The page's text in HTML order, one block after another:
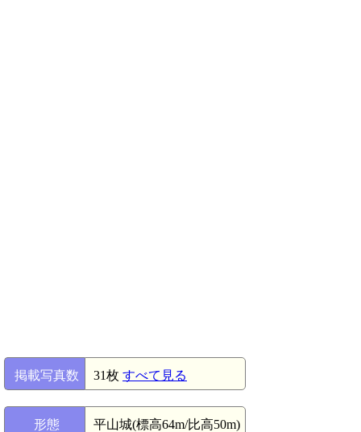
掲載写真数 31枚 すべて見る
形態 平山城(標高64m/比高50m)